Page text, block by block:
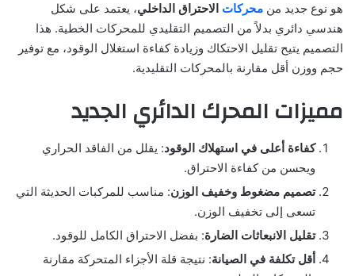
هو نوع جديد من محركات الاحتراق الداخلي، يعتمد على شكل
هندسي دائري بدلاً من التصميم التقليدي للمحركات الخطية. هذا
التصميم يتيح تقليل الاحتكاك وزيادة كفاءة استغلال الوقود، مع توفير
حجم ووزن أقل مقارنة بالمحركات التقليدية.
مميزات المحرك الدائري الجديد
كفاءة أعلى في استهلاك الوقود: يقلل من الفاقد الحراري
ويحسن من كفاءة الاحتراق.
تصميم مضغوط وخفيف الوزن: مناسب للمركبات الحديثة التي
تسعى إلى تخفيف الوزن.
تقليل الانبعاثات الضارة: بفضل الاحتراق الكامل للوقود.
أقل تكلفة في الصيانة: نتيجة قلة الأجزاء المتحركة مقارنة